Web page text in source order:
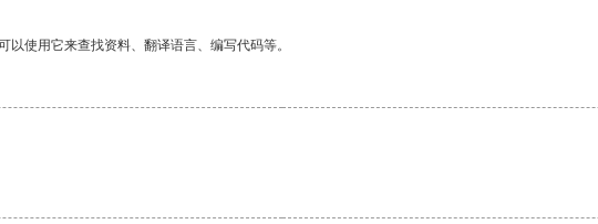
使用它来查找资料、翻译语言、编写代码等。